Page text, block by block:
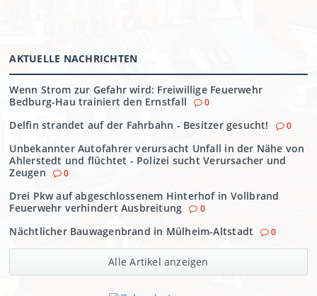
AKTUELLE NACHRICHTEN
Wenn Strom zur Gefahr wird: Freiwillige Feuerwehr
Bedburg-Hau trainiert den Ernstfall
0
Delfin strandet auf der Fahrbahn - Besitzer gesucht! 0
Unbekannter Autofahrer verursacht Unfall in der Nähe von
Ahlerstedt und flüchtet - Polizei sucht Verursacher und
Zeugen
0
Drei Pkw auf abgeschlossenem Hinterhof in Vollbrand
Feuerwehr verhindert Ausbreitung
0
Nächtlicher Bauwagenbrand in Mülheim-Altstadt 0
Alle Artikel anzeigen